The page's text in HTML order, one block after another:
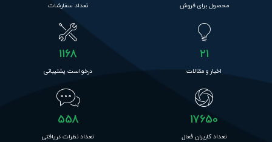
محصول برای فروش تعداد سفارشات
21
اخبار و مقالات
1168
درخواست پشتیبانی
17650
تعداد کاربران فعال
558
تعداد نظرات دریافتی